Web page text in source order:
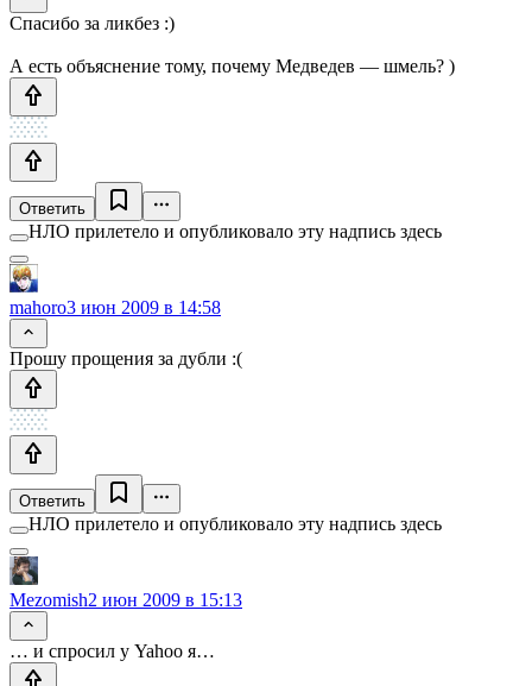
Спасибо за ликбез :)
А есть объяснение тому, почему Медведев — шмель? )
Ответить
НЛО прилетело и опубликовало эту надпись здесь
mahoro3 июн 2009 в 14:58
Прошу прощения за дубли :(
Ответить
НЛО прилетело и опубликовало эту надпись здесь
Mezomish2 июн 2009 в 15:13
… и спросил у Yahoo я…